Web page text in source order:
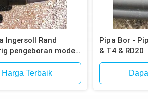
Ingersoll Rand
pengeboran model
Terbaik
Pipa Bor -
& T4 & RD20